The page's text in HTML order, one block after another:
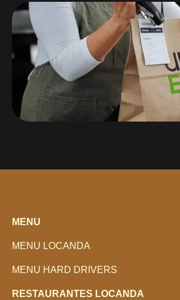
MENU
MENU LOCANDA
MENU HARD DRIVERS
RESTAURANTES LOCANDA